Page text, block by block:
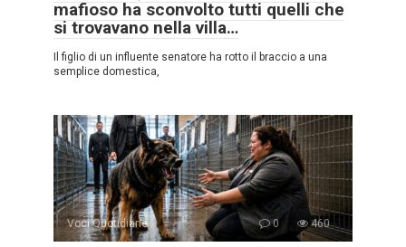
mafioso ha sconvolto tutti quelli che
si trovavano nella villa…
Il figlio di un influente senatore ha rotto il braccio a una
semplice domestica,
Voci Quotidiane 0 460